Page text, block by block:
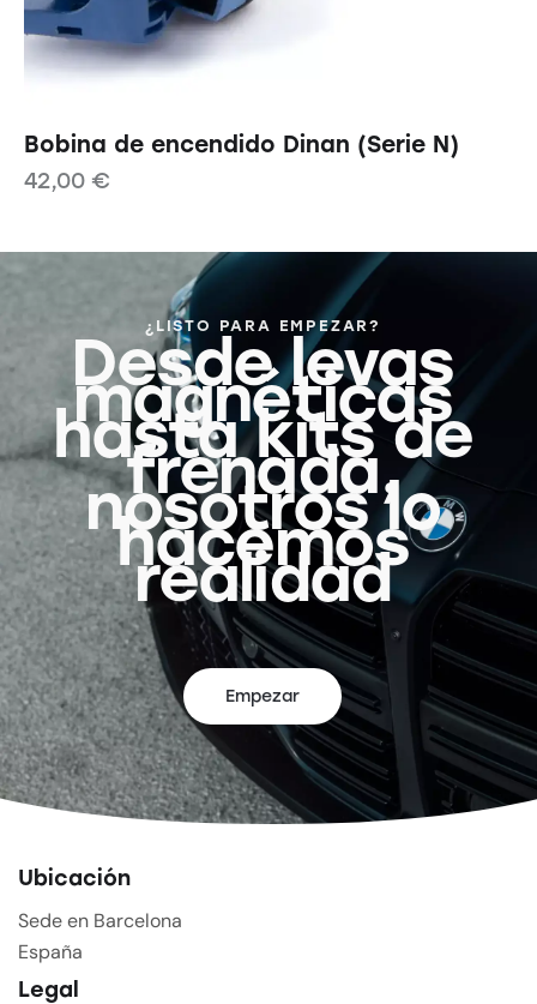
Bobina de encendido Dinan (Serie N)
42,00 €
¿LISTO PARA EMPEZAR?
Desde levas
magnéticas
hasta kits de
frenada,
nosotros lo
hacemos
realidad
Empezar
Ubicación
Sede en Barcelona
España
Legal